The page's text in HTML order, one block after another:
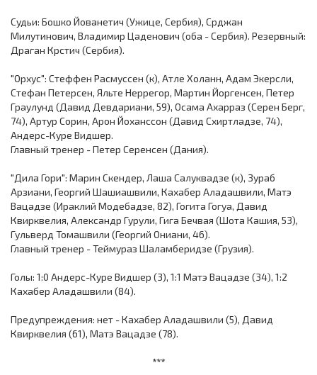
Судьи: Бошко Йованетич (Ужице, Сербия), Срджан
Милутинович, Владимир Цаденович (оба - Сербия). Резервный:
Драган Крстич (Сербия).
"Орхус": Стеффен Расмуссен (к), Атле Холанн, Адам Экерсли,
Стефан Петерсен, Яльте Неррегор, Мартин Йоргенсен, Петер
Граулунд (Давид Девдариани, 59), Осама Ахарраз (Серен Берг,
74), Артур Сорин, Арон Йоханссон (Давид Схиртладзе, 74),
Андерc-Куре Видшер.
Главный тренер - Петер Серенсен (Дания).
"Дила Гори": Марин Скендер, Лаша Салуквадзе (к), Зураб
Арзиани, Георгий Шашиашвили, Кахабер Аладашвили, Матэ
Вацадзе (Ираклий Модебадзе, 82), Гогита Гогуа, Давид
Квирквелия, Александр Гурули, Гига Бечвая (Шота Кашия, 53),
Гульверд Томашвили (Георгий Ониани, 46).
Главный тренер - Теймураз Шаламберидзе (Грузия).
Голы: 1:0 Андерc-Куре Видшер (3), 1:1 Матэ Вацадзе (34), 1:2
Кахабер Аладашвили (84).
Предупреждения: нет - Кахабер Аладашвили (5), Давид
Квирквелия (61), Матэ Вацадзе (78).
***